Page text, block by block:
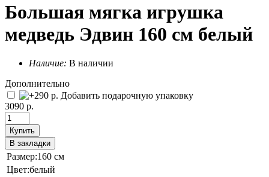
Большая мягка игрушка
медведь Эдвин 160 см белый
Наличие: В наличии
Дополнительно
Добавить подарочную упаковку
3090 р.
Купить
В закладки
Размер:160 см
Цвет:белый